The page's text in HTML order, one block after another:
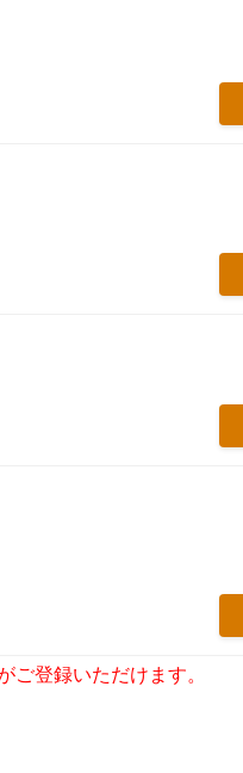
ご登録いただけます。